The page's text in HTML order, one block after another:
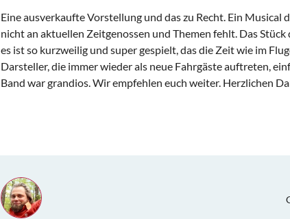
Eine ausverkaufte Vorstellung und das zu Recht. Ein Musical
nicht an aktuellen Zeitgenossen und Themen fehlt. Das
es ist so kurzweilig und super gespielt, das die Zeit wie im
Darsteller, die immer wieder als neue Fahrgäste auftreten,
Band war grandios. Wir empfehlen euch weiter. Herzlichen